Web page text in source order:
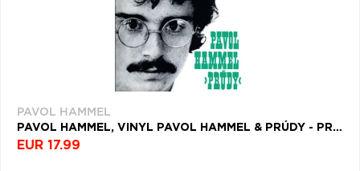
PAVOL HAMMEL
PAVOL HAMMEL, VINYL PAVOL HAMMEL & PRÚDY - PRÚDY
EUR 17.99